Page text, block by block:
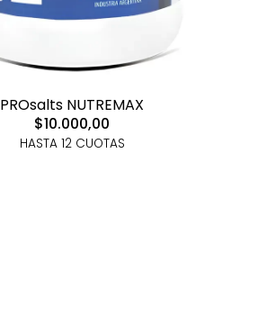
PROsalts NUTREMAX
$10.000,00
HASTA 12 CUOTAS